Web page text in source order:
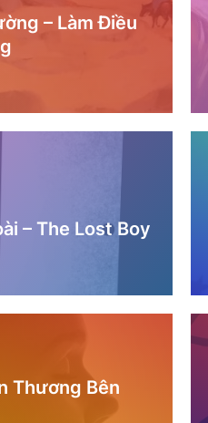
– Làm Điều
– The Lost Boy
Thương Bên